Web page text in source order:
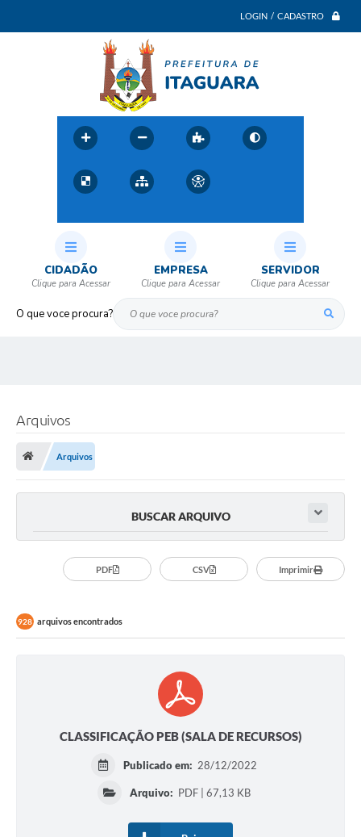
LOGIN / CADASTRO
O que voce procura?
CIDADÃO EMPRESA SERVIDOR
Arquivos
Arquivos
BUSCAR ARQUIVO
PDF CSV Imprimir
928 arquivos encontrados
CLASSIFICAÇÃO PEB (SALA DE RECURSOS)
Publicado em: 28/12/2022
Arquivo: PDF | 67,13 KB